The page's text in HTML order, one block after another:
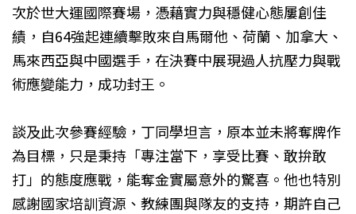
次於世大運國際賽場，憑藉實力與穩健心態屢創佳
績，自64強起連續擊敗來自馬爾他、荷蘭、加拿大、
馬來西亞與中國選手，在決賽中展現過人抗壓力與戰
術應變能力，成功封王。
談及此次參賽經驗，丁同學坦言，原本並未將奪牌作
為目標，只是秉持「專注當下，享受比賽、敢拚敢
打」的態度應戰，能奪金實屬意外的驚喜。他也特別
感謝國家培訓資源、教練團與隊友的支持，期許自己